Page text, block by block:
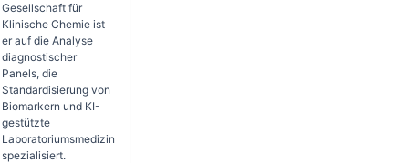
Gesellschaft für
Klinische Chemie ist
er auf die Analyse
diagnostischer
Panels, die
Standardisierung von
Biomarkern und KI-
gestützte
Laboratoriumsmedizin
spezialisiert.